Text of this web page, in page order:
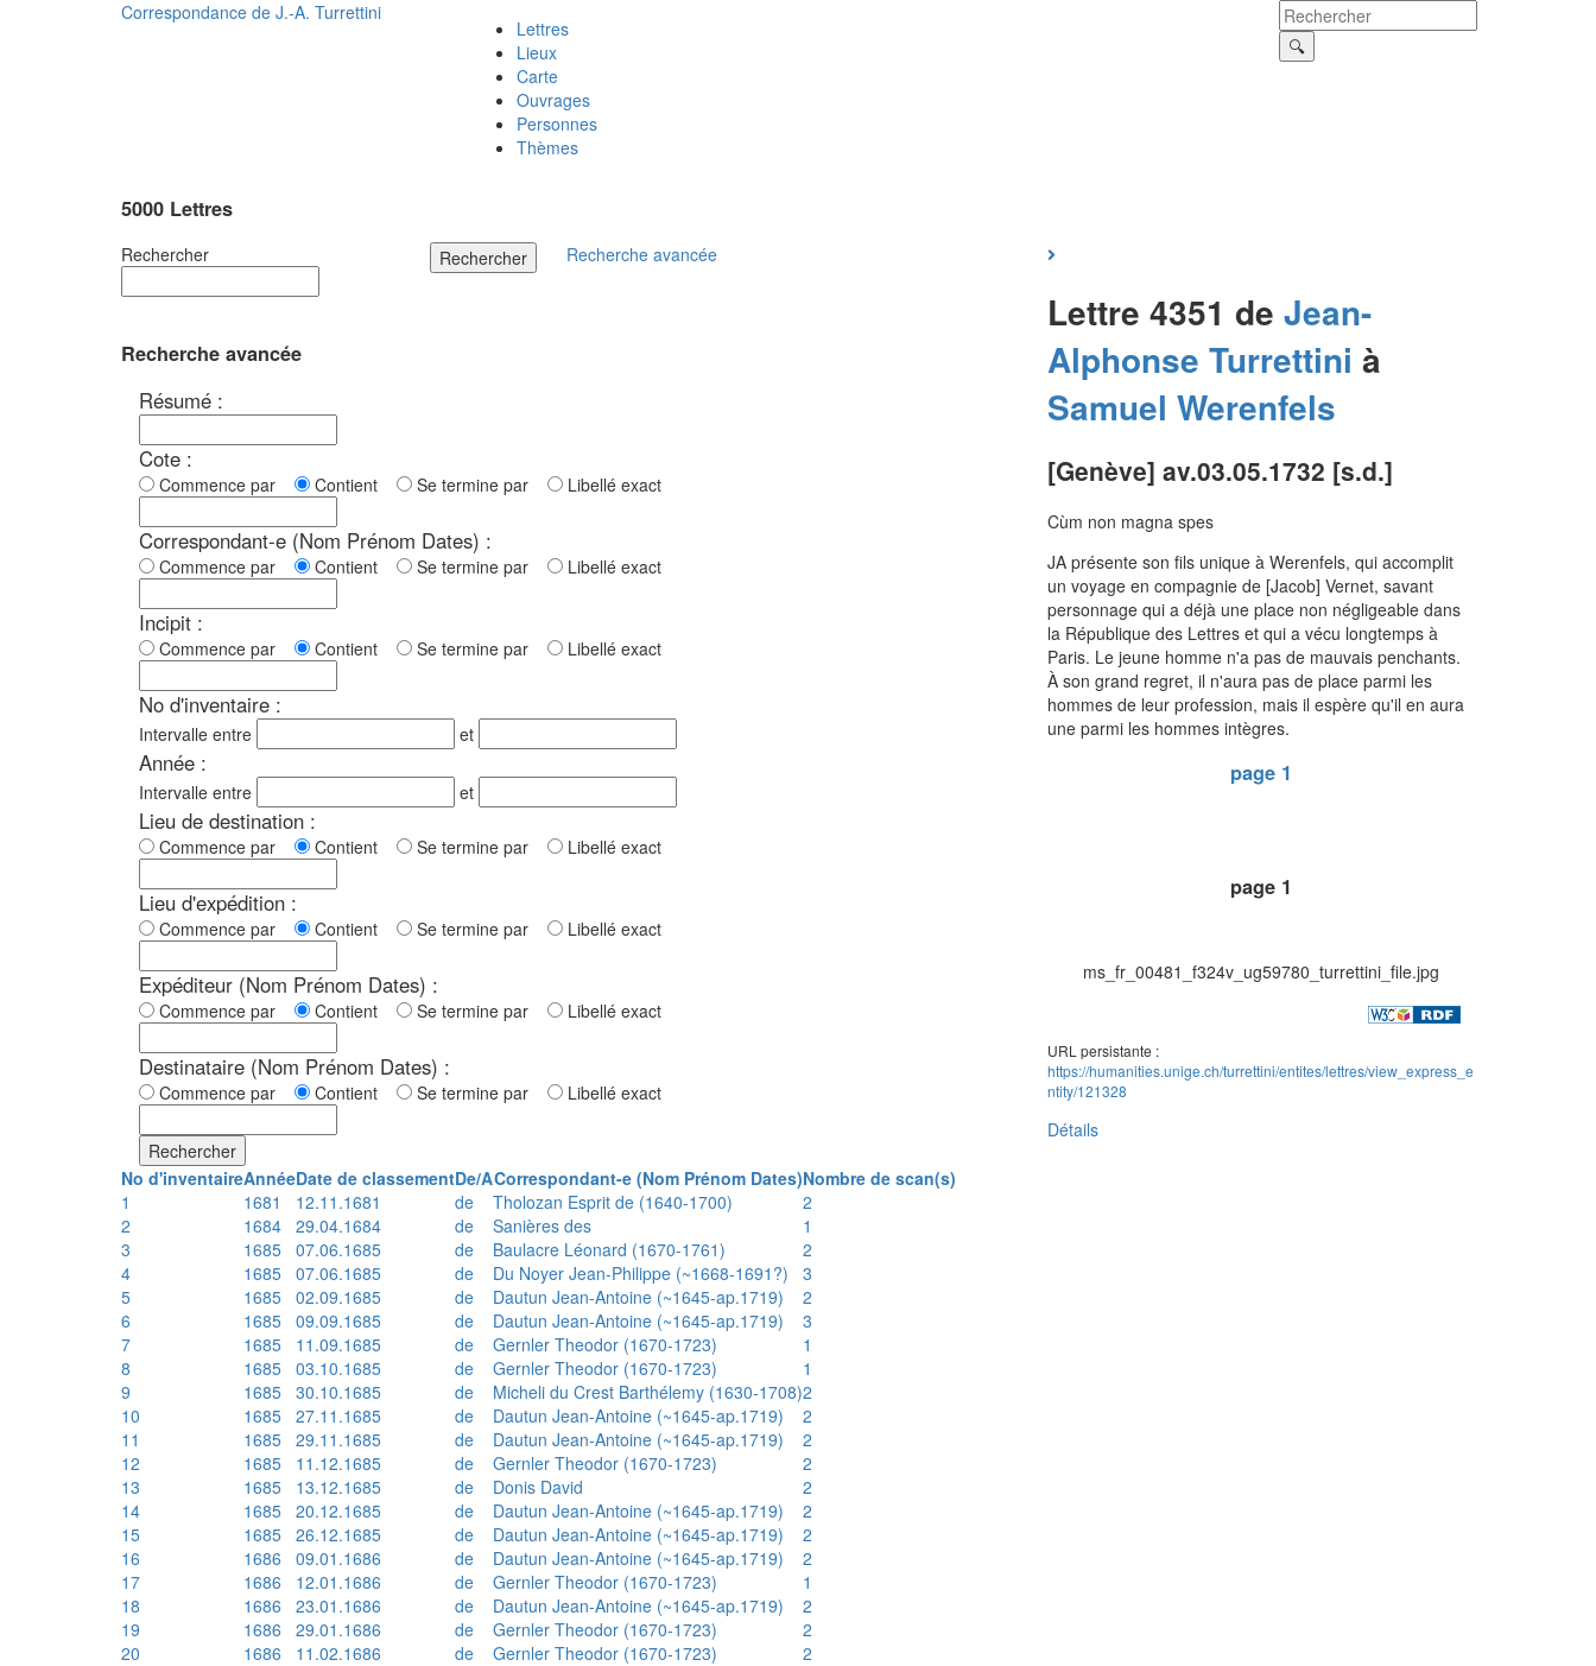
Correspondance de J.-A. Turrettini
Lettres
Lieux
Carte
Ouvrages
Personnes
Thèmes
5000 Lettres
Rechercher Rechercher Recherche avancée
Recherche avancée
Résumé :
Cote :
Commence par Contient Se termine par Libellé exact
Correspondant-e (Nom Prénom Dates) :
Commence par Contient Se termine par Libellé exact
Incipit :
Commence par Contient Se termine par Libellé exact
No d'inventaire :
Intervalle entre et
Année :
Intervalle entre et
Lieu de destination :
Commence par Contient Se termine par Libellé exact
Lieu d'expédition :
Commence par Contient Se termine par Libellé exact
Expéditeur (Nom Prénom Dates) :
Commence par Contient Se termine par Libellé exact
Destinataire (Nom Prénom Dates) :
Commence par Contient Se termine par Libellé exact
Rechercher
No d'inventaireAnnéeDate de classementDe/ACorrespondant-e (Nom Prénom Dates)Nombre de scan(s)
1
1681 12.11.1681 de Tholozan Esprit de (1640-1700)
2
2
1684 29.04.1684 de Sanières des
1
3
1685 07.06.1685 de Baulacre Léonard (1670-1761)
2
4
1685 07.06.1685 de Du Noyer Jean-Philippe (~1668-1691?)
3
5
1685 02.09.1685 de Dautun Jean-Antoine (~1645-ap.1719)
2
6
1685 09.09.1685 de Dautun Jean-Antoine (~1645-ap.1719)
3
7
1685 11.09.1685 de Gernler Theodor (1670-1723)
1
8
1685 03.10.1685 de Gernler Theodor (1670-1723)
1
9
1685 30.10.1685 de Micheli du Crest Barthélemy (1630-1708)2
10
1685 27.11.1685 de Dautun Jean-Antoine (~1645-ap.1719)
2
11
1685 29.11.1685 de Dautun Jean-Antoine (~1645-ap.1719)
2
12
1685 11.12.1685 de Gernler Theodor (1670-1723)
2
13
1685 13.12.1685 de Donis David
2
14
1685 20.12.1685 de Dautun Jean-Antoine (~1645-ap.1719)
2
15
1685 26.12.1685 de Dautun Jean-Antoine (~1645-ap.1719)
2
16
1686 09.01.1686 de Dautun Jean-Antoine (~1645-ap.1719)
2
17
1686 12.01.1686 de Gernler Theodor (1670-1723)
1
18
1686 23.01.1686 de Dautun Jean-Antoine (~1645-ap.1719)
2
19
1686 29.01.1686 de Gernler Theodor (1670-1723)
2
20
1686 11.02.1686 de Gernler Theodor (1670-1723)
2
Lettre 4351 de Jean-
Alphonse Turrettini à
Samuel Werenfels
[Genève] av.03.05.1732 [s.d.]
Cùm non magna spes
JA présente son fils unique à Werenfels, qui accomplit
un voyage en compagnie de [Jacob] Vernet, savant
personnage qui a déjà une place non négligeable dans
la République des Lettres et qui a vécu longtemps à
Paris. Le jeune homme n'a pas de mauvais penchants.
À son grand regret, il n'aura pas de place parmi les
hommes de leur profession, mais il espère qu'il en aura
une parmi les hommes intègres.
page 1
page 1
ms_fr_00481_f324v_ug59780_turrettini_file.jpg
URL persistante :
https://humanities.unige.ch/turrettini/entites/lettres/view_express_e
ntity/121328
Détails